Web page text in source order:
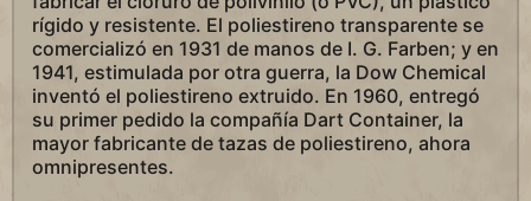
rígido y resistente. El poliestireno transparente se
comercializó en 1931 de manos de I. G. Farben; y en
1941, estimulada por otra guerra, la Dow Chemical
inventó el poliestireno extruido. En 1960, entregó
su primer pedido la compañía Dart Container, la
mayor fabricante de tazas de poliestireno, ahora
omnipresentes.